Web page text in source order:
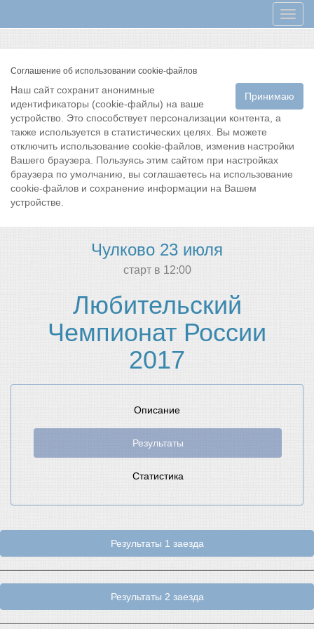
Меню
Соглашение об использовании cookie-файлов
Принимаю
Наш сайт сохранит анонимные
идентификаторы (cookie-файлы) на ваше
устройство. Это способствует персонализации контента, а
также используется в статистических целях. Вы можете
отключить использование cookie-файлов, изменив настройки
Вашего браузера. Пользуясь этим сайтом при настройках
браузера по умолчанию, вы соглашаетесь на использование
cookie-файлов и сохранение информации на Вашем
устройстве.
Чулково 23 июля
cтарт в 12:00
Любительский
Чемпионат России
2017
Описание
Результаты
Статистика
Результаты 1 заезда
Результаты 2 заезда